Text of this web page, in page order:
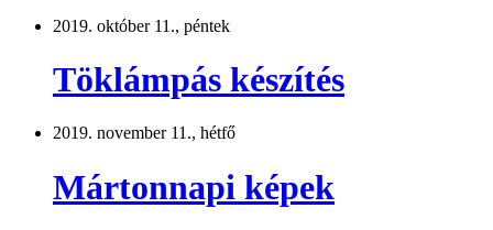
2019. október 11., péntek
Töklámpás készítés
2019. november 11., hétfő
Mártonnapi képek